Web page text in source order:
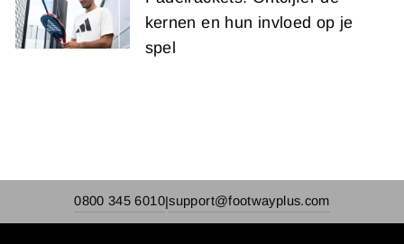
kernen en hun invloed op je
spel
0800 345 6010|support@footwayplus.com